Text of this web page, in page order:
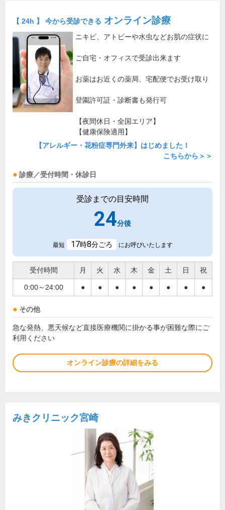
【 24h 】 今から受診できる オンライン診療
ニキビ、アトピーや水虫などお肌の症状に
ご自宅・オフィスで受診出来ます
お薬はお近くの薬局、宅配便でお受け取り
登園許可証・診断書も発行可
【夜間休日・全国エリア】
【健康保険適用】
【アレルギー・花粉症専門外来】はじめました！
こちらから＞＞
診療／受付時間・休診日
受診までの目安時間
24分後
最短 17時8分ごろ にお呼びいたします
受付時間 月 火 水 木 金 土 日 祝
0:00～24:00 ● ● ● ● ● ● ● ●
その他
急な発熱、悪天候など直接医療機関に掛かる事が困難な際にご
利用ください
オンライン診療の詳細をみる
みきクリニック宮崎